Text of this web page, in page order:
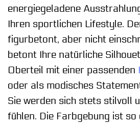
energiegeladene
Ihren sportlichen Lifestyle.
figurbetont, aber nicht
betont Ihre natürliche
Oberteil mit einer passenden
oder als modisches
Sie werden sich stets stilvoll
fühlen. Die Farbgebung ist